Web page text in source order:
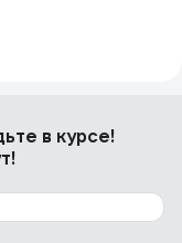
в курсе!